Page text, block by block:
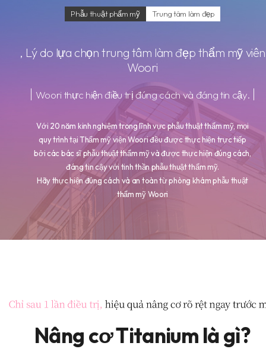
Phẫu thuật phẩm mỹ Trung tâm làm đẹp
, Lý do lựa chọn trung tâm làm đẹp thẩm mỹ viên
Woori
Woori thực hiện điều trị đúng cách và đáng tin cậy.
Với 20 năm kinh nghiệm trong lĩnh vực phẫu thuật thẩm mỹ, mọi
quy trình tại Thẩm mỹ viện Woori đều được thực hiện trực tiếp
bởi các bác sĩ phẫu thuật thẩm mỹ và được thực hiện đúng cách,
đáng tin cậy với tinh thần phẫu thuật thẩm mỹ.
Hãy thực hiện đúng cách và an toàn từ phòng khám phẫu thuật
thẩm mỹ Woori
Nâng cơ Titanium là gì?